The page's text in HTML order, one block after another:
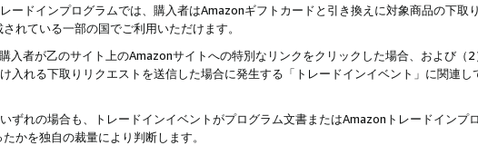
ードインプログラムでは、購入者はAmazonギフトカードと引き換えに対象商品の下
れている一部の国でご利用いただけます。
入者が乙のサイト上のAmazonサイトへの特別なリンクをクリックした場合、および（
入れる下取りリクエストを送信した場合に発生する「トレードインイベント」に関連
ずれの場合も、トレードインイベントがプログラム文書またはAmazonトレードイン
かを独自の裁量により判断します。